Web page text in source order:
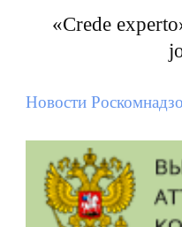
«Crede
Новости